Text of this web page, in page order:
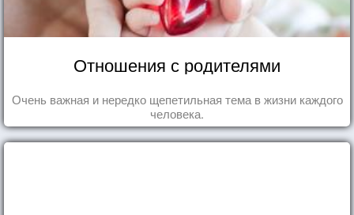
Отношения с родителями
Очень важная и нередко щепетильная тема в жизни каждого
человека.